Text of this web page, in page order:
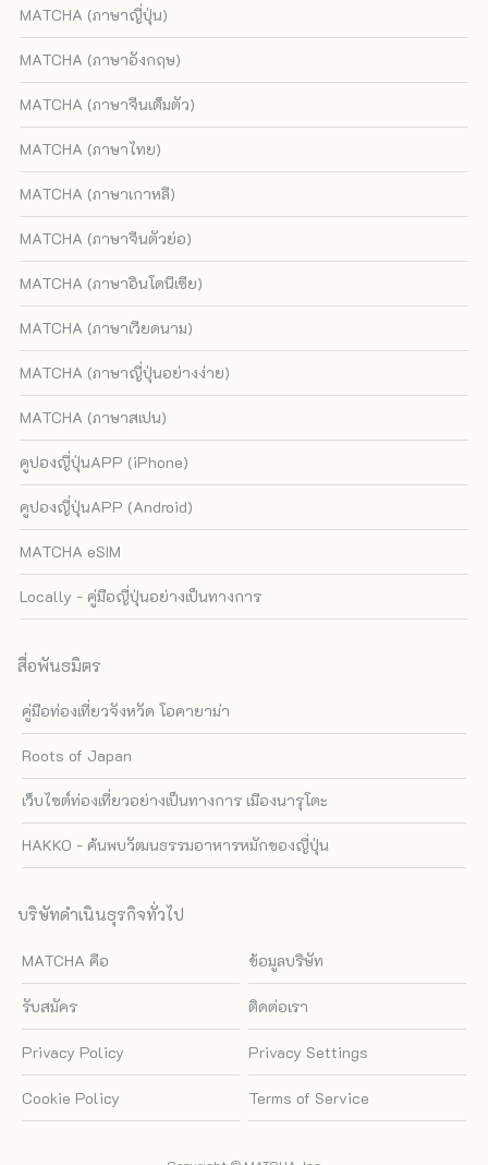
MATCHA (ภาษาญี่ปุ่น)
MATCHA (ภาษาอังกฤษ)
MATCHA (ภาษาจีนเต็มตัว)
MATCHA (ภาษาไทย)
MATCHA (ภาษาเกาหลี)
MATCHA (ภาษาจีนตัวย่อ)
MATCHA (ภาษาอินโดนีเซีย)
MATCHA (ภาษาเวียดนาม)
MATCHA (ภาษาญี่ปุ่นอย่างง่าย)
MATCHA (ภาษาสเปน)
คูปองญี่ปุ่นAPP (iPhone)
คูปองญี่ปุ่นAPP (Android)
MATCHA eSIM
Locally - คู่มือญี่ปุ่นอย่างเป็นทางการ
สื่อพันธมิตร
คู่มือท่องเที่ยวจังหวัด โอคายาม่า
Roots of Japan
เว็บไซต์ท่องเที่ยวอย่างเป็นทางการ เมืองนารุโตะ
HAKKO - ค้นพบวัฒนธรรมอาหารหมักของญี่ปุ่น
บริษัทดำเนินธุรกิจทั่วไป
MATCHA คือ ข้อมูลบริษัท
รับสมัคร ติดต่อเรา
Privacy Policy Privacy Settings
Cookie Policy Terms of Service